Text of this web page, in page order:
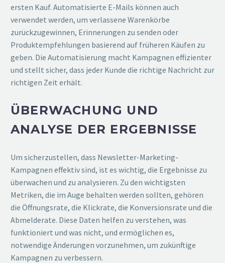
ersten Kauf. Automatisierte E-Mails können auch
verwendet werden, um verlassene Warenkörbe
zurückzugewinnen, Erinnerungen zu senden oder
Produktempfehlungen basierend auf früheren Käufen zu
geben. Die Automatisierung macht Kampagnen effizienter
und stellt sicher, dass jeder Kunde die richtige Nachricht zur
richtigen Zeit erhält.
ÜBERWACHUNG UND
ANALYSE DER ERGEBNISSE
Um sicherzustellen, dass Newsletter-Marketing-
Kampagnen effektiv sind, ist es wichtig, die Ergebnisse zu
überwachen und zu analysieren. Zu den wichtigsten
Metriken, die im Auge behalten werden sollten, gehören
die Öffnungsrate, die Klickrate, die Konversionsrate und die
Abmelderate. Diese Daten helfen zu verstehen, was
funktioniert und was nicht, und ermöglichen es,
notwendige Änderungen vorzunehmen, um zukünftige
Kampagnen zu verbessern.